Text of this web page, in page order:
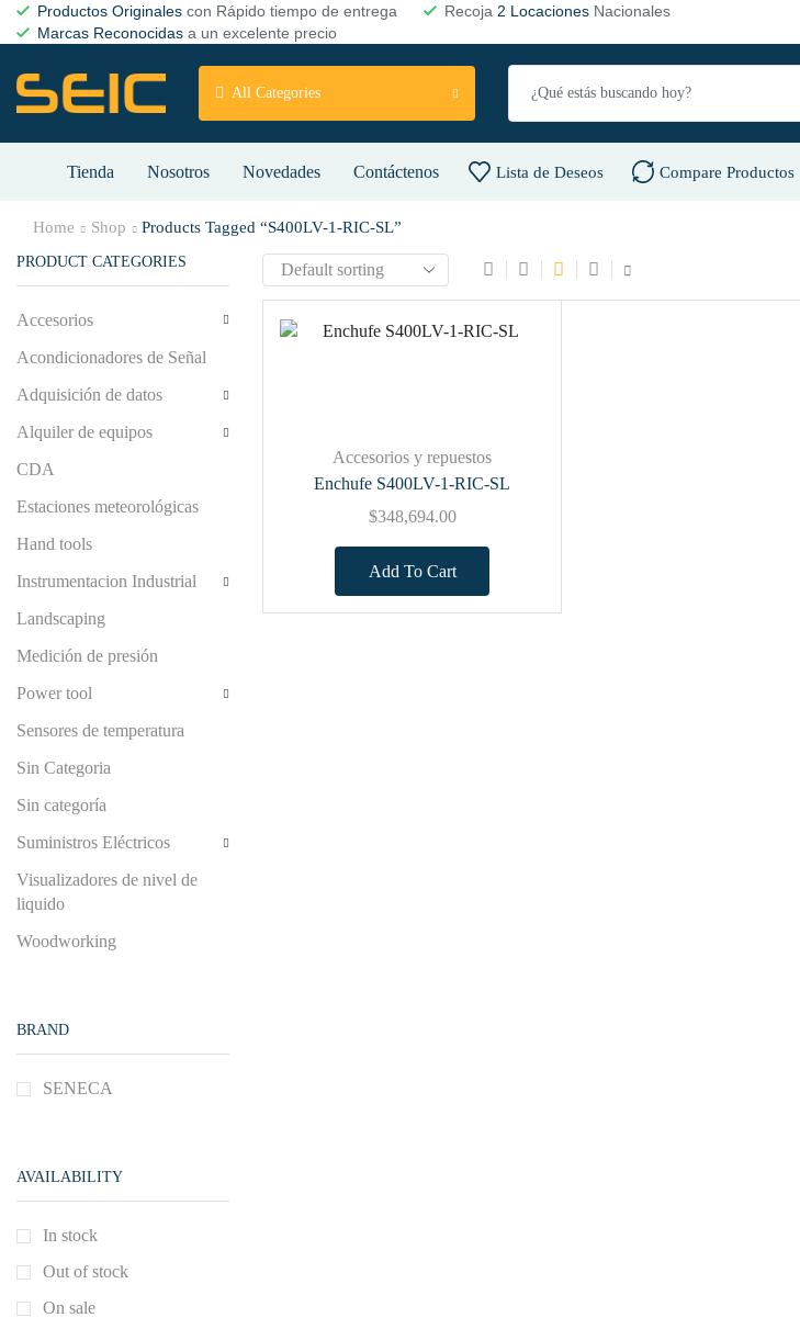
Productos Originales con Rápido tiempo de entrega Recoja 2 Locaciones Nacionales
Marcas Reconocidas a un excelente precio
All Categories
Tienda Nosotros Novedades Contáctenos Lista de Deseos Compare Productos
Home Shop Products Tagged “S400LV-1-RIC-SL”
Accesorios y repuestos
Enchufe S400LV-1-RIC-SL
$348,694.00
Add To Cart
PRODUCT CATEGORIES
Accesorios
Acondicionadores de Señal
Adquisición de datos
Alquiler de equipos
CDA
Estaciones meteorológicas
Hand tools
Instrumentacion Industrial
Landscaping
Medición de presión
Power tool
Sensores de temperatura
Sin Categoria
Sin categoría
Suministros Eléctricos
Visualizadores de nivel de
liquido
Woodworking
BRAND
SENECA
AVAILABILITY
In stock
Out of stock
On sale
NEED HELP?
24/7